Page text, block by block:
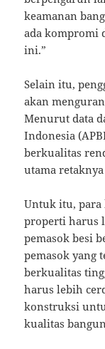
keamanan
ada kompromi
ini.”
Selain itu,
akan
Menurut data
Indonesia
berkualitas
utama
Untuk itu, para
properti harus
pemasok besi
pemasok yang
berkualitas
harus lebih
konstruksi
kualitas